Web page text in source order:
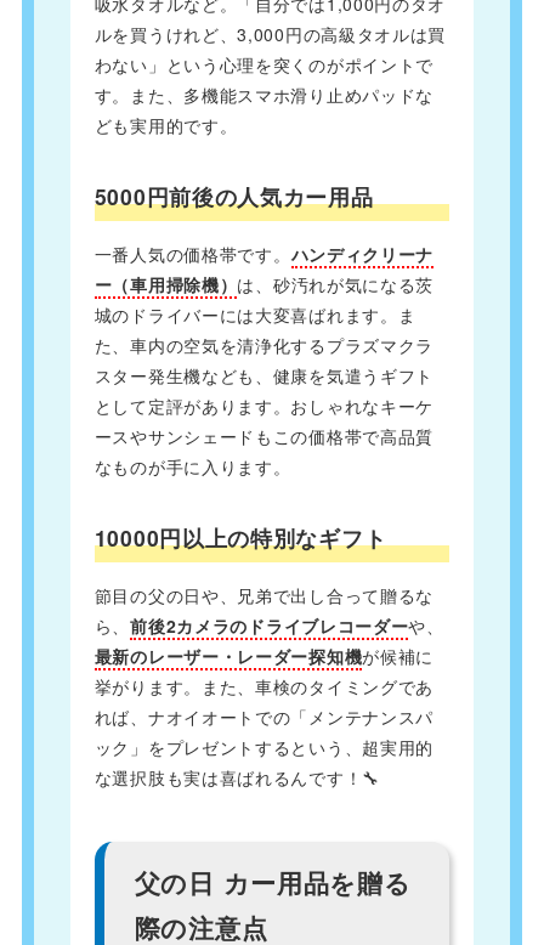
ルを買うけれど、3,000円の高級タオルは買
わない」という心理を突くのがポイントで
す。また、多機能スマホ滑り止めパッドな
ども実用的です。
5000円前後の人気カー用品
一番人気の価格帯です。ハンディクリーナ
ー（車用掃除機） は、砂汚れが気になる茨
城のドライバーには大変喜ばれます。ま
た、車内の空気を清浄化するプラズマクラ
スター発生機なども、健康を気遣うギフト
として定評があります。おしゃれなキーケ
ースやサンシェードもこの価格帯で高品質
なものが手に入ります。
10000円以上の特別なギフト
節目の父の日や、兄弟で出し合って贈るな
ら、前後2カメラのドライブレコーダーや、
最新のレーザー・レーダー探知機が候補に
挙がります。また、車検のタイミングであ
れば、ナオイオートでの「メンテナンスパ
ック」をプレゼントするという、超実用的
な選択肢も実は喜ばれるんです！🔧
父の日 カー用品を贈る
際の注意点